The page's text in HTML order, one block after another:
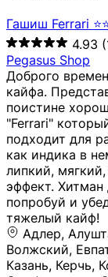
Гашиш Ferrari
4.93
Pegasus Shop
Доброго
кайфа.
поистине
"Ferrari"
подходит для
как индика в
липкий,
эффект.
попробуй и
тяжелый кайф!
Адлер, Алушта, Астрахань, Бахчисарай, Волгоград, Волжский, Евпатория, Екатеринбург, Ишимбай, Казань, Керчь, Копейск, Курск, Рыльск, Саки, Салават, Симферополь, Сочи, Старый Крым, Стерлитамак, Судак, Уфа, Феодосия, Хабаровск, Челябинск, Ялта, Джанкой, Новосибирск, Щёлкино, Санкт-Петербург, Мурманск, Сургут, Невинномысск, Черкесск, Усть-Лабинск, Геленджик, Ставрополь, Калуга, Елец, Лебедянь, Данков, Жуковский, Оренбург, Орск (Оренбургская область), Магнитогорск, Пермь, Зеленоград, Солнечногорск, Нижний Новгород, Лысково, Заволжье, Кстово, Балахна (Нижегородская область), Богородск, Бор (Нижегородская область), Саратов, Энгельс, Ижевск, Тюмень, Ростов-на-Дону, Шахты, Новочеркасск, Батайск, Аксай, Люберцы, Истра, Москва, Армавир, Краснодар, Магадан, Самара, Анапа, Славянск-на-Кубани, Чаплыгин, Липецк, Нижний Тагил, Орехово-Зуево, Усть-Джегута, Лянтор, Нефтеюганск, Пыть-Ях, Урень, Ветлуга, Шахунья, Новороссийск, Крымск, Тимашёвск, Тольятти, Воткинск, Звенигород, Руза, Можайск, Белгород, Воронеж, Соликамск, Нытва, Лысьва (Пермский край), Чусовой, Кунгур, Краснокамск, Миасс, Губаха, Тула, Новомосковск, Донской, Омск, Льгов, Мытищи, Королёв, Ивантеевка, Балашиха, Семилуки, Кудымкар, Старый Оскол, Оса (Пермский край), Одинцово (Московская область), Ханты-Мансийск, Лабинск, Темрюк, Курганинск, Белореченск (Краснодарский край), Алупкa, Губкин, Рязань, Калининград, Усть-Илимск, Фрязино, Минеральные Воды, Пятигорск, Кострома, Ярославль, Коркино, Верхняя Пышма, Подольск, Красноярск, Смоленск, Долгопрудный, Чебоксары, Калачинск, Канск, Киров (Кировская область), Вологда, Рославль, Владивосток, Обнинск, Балабаново (Калужская область), Малоярославец, Брянск, Видное, Ярцево, Вязьма, Гагарин, Приволжск, Фурманов, Чайковский, Кинешма, Горячий Ключ, Улан-Удэ, Туймазы, Дюртюли, Альметьевск, Нефтекамск, Хадыженск, Апшеронск, Майкоп, Уссурийск, Ульяновск, Гатчина, Луга (Ленинградская область), Надым, Ногинск, Электросталь, Железнодорожный (Московская область), Бутурлиновка, Кириллов, Краснознаменск (Калиниградская область), Мышкин, Томмот, Холм, Абакан, Абдулино, Агидель, Агрыз, Адыгейск, Азнакаево, Алатырь, Алдан, Алейск, Александров, Александровск, Алексеевка (Белгородская обл.), Алексин, Амурск, Анадырь, Ангарск, Андреаполь, Анжеро-Судженск, Анива, Апатиты, Арамиль, Ардон, Арзамас, Аркадак, Арсеньев, Артём, Артёмовский, Архангельск, Асбест, Асино, Аткарск, Ахтубинск, Аша, Бабаево (Вологодская область), Бавлы (Республика Татарстан), Байкальск, Бакал, Баксан, Балаклава, Балаково (Саратовская область), Балашов